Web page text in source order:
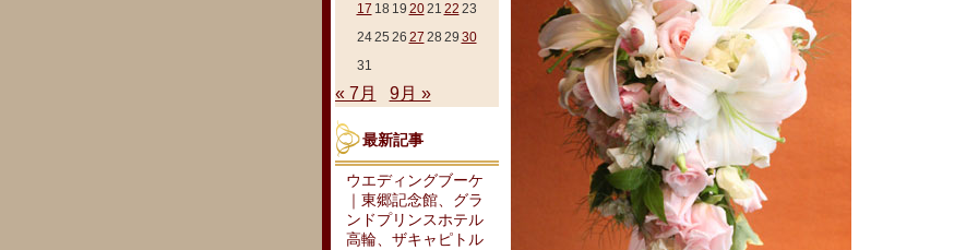
17 18 19 2021 22 23
2425 26 27 28 29 30
31
« 7月 9月 »
最新記事
ウエディングブーケ
｜東郷記念館、グラ
ンドプリンスホテル
高輪、ザキャピトル